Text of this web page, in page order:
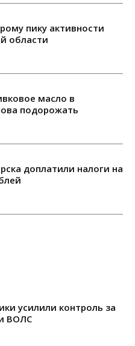
пику активности
области
масло в
подорожать
доплатили налоги на
усилили контроль за
ВОЛС